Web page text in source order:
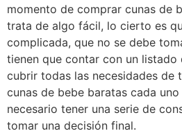
momento de comprar cunas de
trata de algo fácil, lo cierto es
complicada, que no se debe
tienen que contar con un listado
cubrir todas las necesidades de
cunas de bebe baratas cada
necesario tener una serie de
tomar una decisión final.